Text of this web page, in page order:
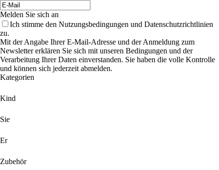
Melden Sie sich an
Ich stimme den Nutzungsbedingungen und Datenschutzrichtlinien
zu.
Mit der Angabe Ihrer E-Mail-Adresse und der Anmeldung zum
Newsletter erklären Sie sich mit unseren Bedingungen und der
Verarbeitung Ihrer Daten einverstanden. Sie haben die volle Kontrolle
und können sich jederzeit abmelden.
Kategorien
Kind
Sie
Er
Zubehör